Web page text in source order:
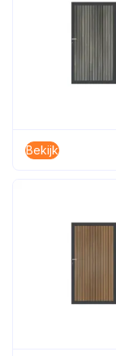
Bekijk